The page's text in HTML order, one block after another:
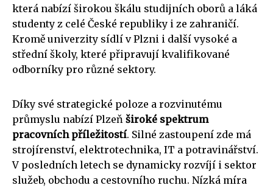
která nabízí širokou škálu studijních oborů a láká
studenty z celé České republiky i ze zahraničí.
Kromě univerzity sídlí v Plzni i další vysoké a
střední školy, které připravují kvalifikované
odborníky pro různé sektory.
Díky své strategické poloze a rozvinutému
průmyslu nabízí Plzeň široké spektrum
pracovních příležitostí. Silné zastoupení zde má
strojírenství, elektrotechnika, IT a potravinářství.
V posledních letech se dynamicky rozvíjí i sektor
služeb, obchodu a cestovního ruchu. Nízká míra